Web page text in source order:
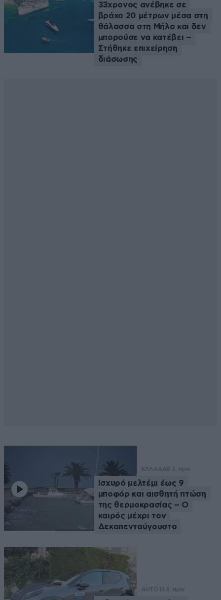
33χρονος ανέβηκε σε
βράχο 20 μέτρων μέσα στη
θάλασσα στη Μήλο και δεν
μπορούσε να κατέβει –
Στήθηκε επιχείρηση
διάσωσης
ΕΛΛΑΔΑ8 λ. πριν
Ισχυρό μελτέμι έως 9
μποφόρ και αισθητή πτώση
της θερμοκρασίας – O
καιρός μέχρι τον
Δεκαπενταύγουστο
AUTO 13 λ. πριν